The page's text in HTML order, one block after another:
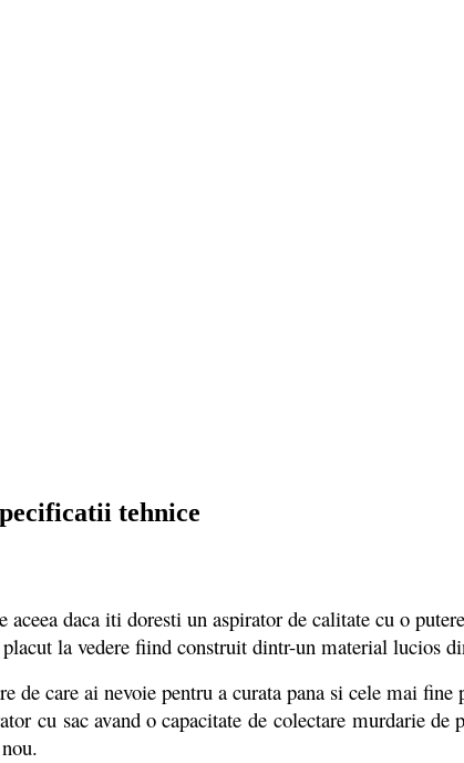
tehnice
daca iti doresti un aspirator de calitate cu o
la vedere fiind construit dintr-un material lucios
care ai nevoie pentru a curata pana si cele mai fine
cu sac avand o capacitate de colectare murdarie